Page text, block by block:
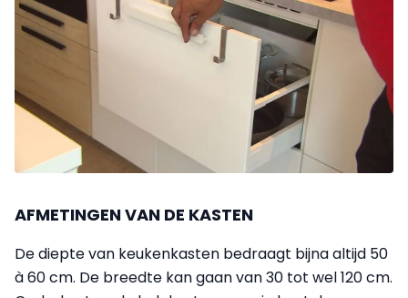
AFMETINGEN VAN DE KASTEN
De diepte van keukenkasten bedraagt bijna altijd 50
à 60 cm. De breedte kan gaan van 30 tot wel 120 cm.